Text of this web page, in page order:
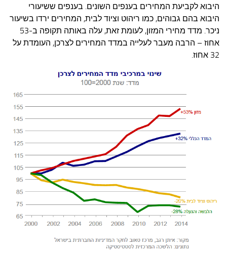
היבוא לקביעת המחירים בענפים השונים. בענפים ששיעורי
היבוא בהם גבוהים, כמו ריהוט וציוד לבית, המחירים ירדו בשיעור
ניכר. מדד מחירי המזון, לעומת זאת, עלה באותה תקופה ב-53
אחוז – הרבה מעבר לעלייה במדד המחירים לצרכן, העומדת על
32 אחוז.